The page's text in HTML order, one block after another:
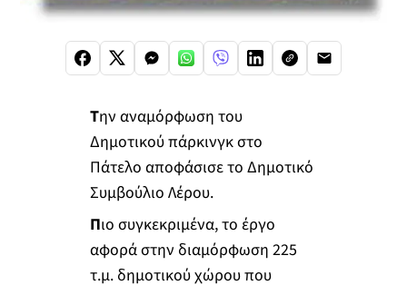
Την αναμόρφωση του
Δημοτικού πάρκινγκ στο
Πάτελο αποφάσισε το Δημοτικό
Συμβούλιο Λέρου.
Πιο συγκεκριμένα, το έργο
αφορά στην διαμόρφωση 225
τ.μ. δημοτικού χώρου που